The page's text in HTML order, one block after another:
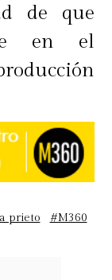
de que
en el
prieto
#M360